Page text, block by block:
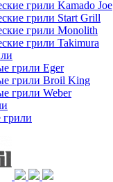
грили Kamado Joe
грили Start Grill
грили Monolith
грили Takimura
грили Eger
грили Broil King
грили Weber
грили